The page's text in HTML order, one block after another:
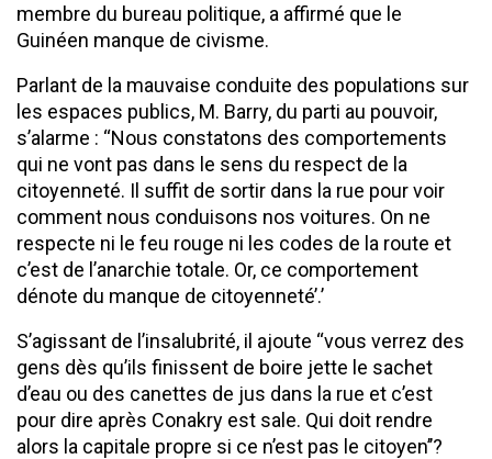
membre du bureau politique, a affirmé que le
Guinéen manque de civisme.
Parlant de la mauvaise conduite des populations sur
les espaces publics, M. Barry, du parti au pouvoir,
s’alarme : ‘‘Nous constatons des comportements
qui ne vont pas dans le sens du respect de la
citoyenneté. Il suffit de sortir dans la rue pour voir
comment nous conduisons nos voitures. On ne
respecte ni le feu rouge ni les codes de la route et
c’est de l’anarchie totale. Or, ce comportement
dénote du manque de citoyenneté’.’
S’agissant de l’insalubrité, il ajoute ‘‘vous verrez des
gens dès qu’ils finissent de boire jette le sachet
d’eau ou des canettes de jus dans la rue et c’est
pour dire après Conakry est sale. Qui doit rendre
alors la capitale propre si ce n’est pas le citoyen’’?